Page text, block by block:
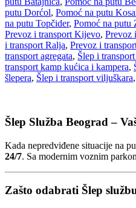
putu Dorćol, Pomoć na putu
na putu Topčider, Pomoć na putu
Prevoz i transport Kijevo, Prevoz
i transport Ralja, Prevoz i
transport agregata, Šlep i
transport kamp kućica i kampera,
šlepera, Šlep i transport viljuškara,
Šlep Služba Beograd –
Kada nepredviđene situacije na
24/7. Sa modernim voznim
Zašto odabrati Šlep